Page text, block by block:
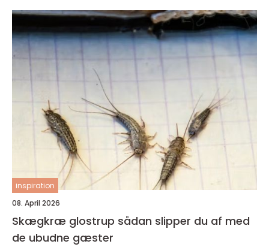
inspiration
08. April 2026
Skægkræ glostrup sådan slipper du af med
de ubudne gæster